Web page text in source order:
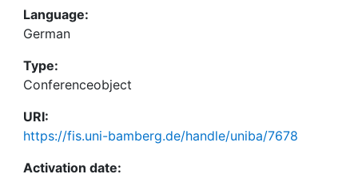
Language:
German
Type:
Conferenceobject
URI:
https://fis.uni-bamberg.de/handle/uniba/7678
Activation date: